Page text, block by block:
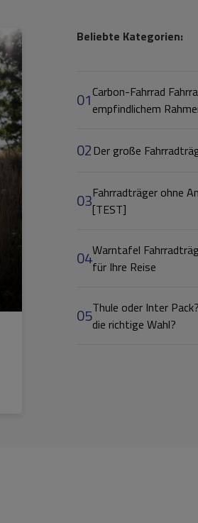
Beliebte Kategorien
01Carbon-Fahrrad
empfindlichem
02Der große
03Fahrradträger ohne
[TEST]
04Warntafel
für Ihre Reise
05Thule oder Inter
die richtige Wahl?